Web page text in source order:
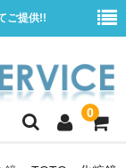
ご提供!!
0